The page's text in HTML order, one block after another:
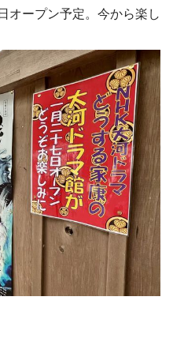
オープン予定。今から楽し